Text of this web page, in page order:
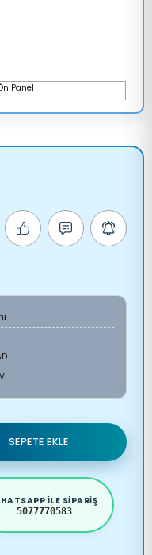
SEPETE EKLE
ILE SIPARIŞ
5077770583